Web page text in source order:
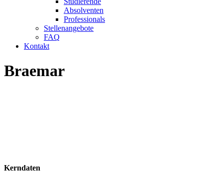
Absolventen
Professionals
Stellenangebote
FAQ
Kontakt
Braemar
Kerndaten